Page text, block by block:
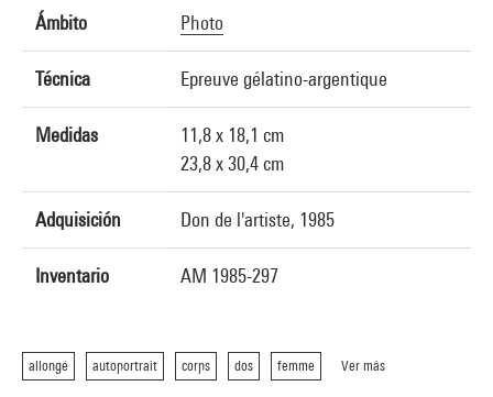
Ámbito Photo
Técnica Epreuve gélatino-argentique
Medidas
11,8 x 18,1 cm
23,8 x 30,4 cm
Adquisición Don de l'artiste, 1985
Inventario AM 1985-297
allongé autoportrait corps dos femme Ver más